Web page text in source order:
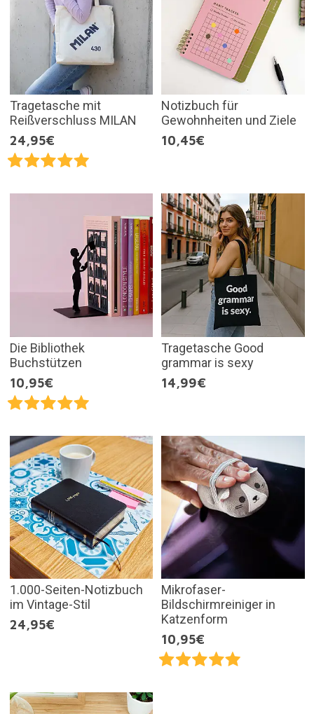
Tragetasche mit
Reißverschluss MILAN
24,95€
Notizbuch für
Gewohnheiten und Ziele
10,45€
Die Bibliothek
Buchstützen
10,95€
Tragetasche Good
grammar is sexy
14,99€
1.000-Seiten-Notizbuch
im Vintage-Stil
24,95€
Mikrofaser-
Bildschirmreiniger in
Katzenform
10,95€